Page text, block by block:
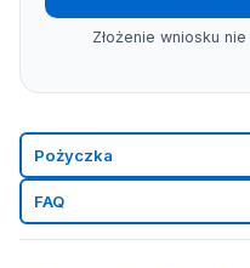
Złożenie wniosku
Pożyczka
FAQ